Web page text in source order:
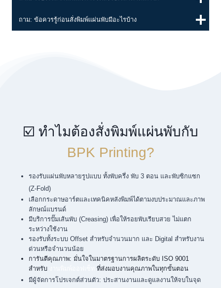
ถาม: ข้อควรรู้ก่อนสั่งพิมพ์แผ่นพับมีอะไรบ้าง
☑️ ทำไมต้องสั่งพิมพ์แผ่นพับกับ
BPK Printing?
รองรับแผ่นพับหลายรูปแบบ ทั้งพับครึ่ง พับ 3 ตอน และพับซิกแซก
(Z-Fold)
เลือกกระดาษอาร์ตและเทคนิคหลังพิมพ์ได้ตามงบประมาณและภาพ
ลักษณ์แบรนด์
มีบริการปั๊มเส้นพับ (Creasing) เพื่อให้รอยพับเรียบสวย ไม่แตก
ระหว่างใช้งาน
รองรับทั้งระบบ Offset สำหรับจำนวนมาก และ Digital สำหรับงาน
ด่วนหรือจำนวนน้อย
การันตีคุณภาพ: มั่นใจในมาตรฐานการผลิตระดับ ISO 9001
สำหรับ
ที่ส่งมอบงานคุณภาพในทุกขั้นตอน
มีผู้จัดการโปรเจกต์ส่วนตัว: ประสานงานและดูแลงานให้จบในจุด